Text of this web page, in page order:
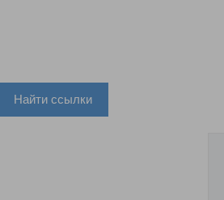
Найти ссылки